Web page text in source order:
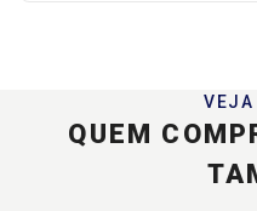
VEJA
QUEM